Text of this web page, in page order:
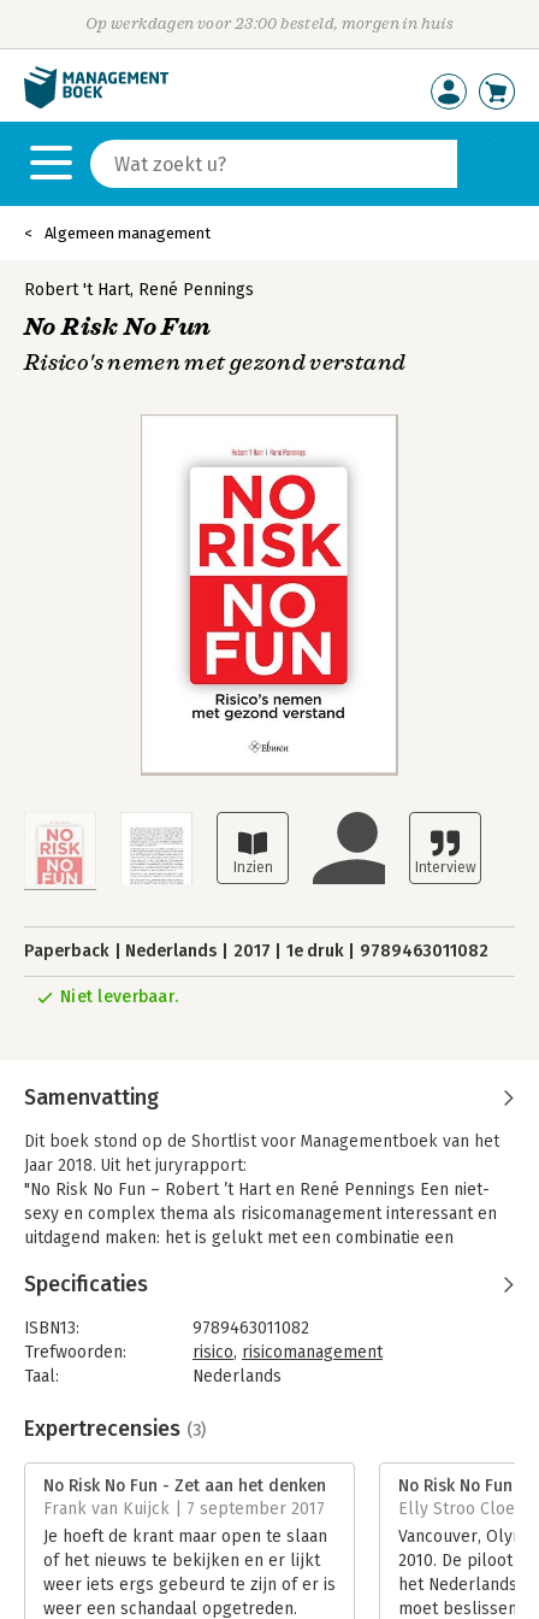
Op werkdagen voor 23:00 besteld, morgen in huis
Algemeen management
Robert 't Hart, René Pennings
No Risk No Fun
Risico's nemen met gezond verstand
Paperback Nederlands 2017 1e druk 9789463011082
Niet leverbaar.
Samenvatting
Dit boek stond op de Shortlist voor Managementboek van het
Jaar 2018. Uit het juryrapport:
"No Risk No Fun – Robert ’t Hart en René Pennings Een niet-
sexy en complex thema als risicomanagement interessant en
uitdagend maken: het is gelukt met een combinatie een
illustratie en verheldering. Daardoor is het boek bedrijfsmatig,
Pennings laten met vijf interessante thema’s zien dat
risicomanagement meer is dan enkel een systeem en dat juist
het gezond verstand belangrijk is. Geschreven voor
risico’s manage je met z’n allen en dat is nog leuk ook."
Het zijn onzekere tijden, en de angst voor weer een crisis of
een onverwachte tegenvaller lijkt steeds groter te worden. Als
ondernemer of bestuurder is de verleiding groot om je
toevlucht te zoeken in een waterdicht
risicomanagementsysteem. Het voelt veilig en gemakkelijk om
met extra regels en protocollen zo veel mogelijk risico's af te
Specificaties
ISBN13:
9789463011082
Trefwoorden:
risico, risicomanagement
Taal:
Nederlands
Aantal pagina's:
348
Druk:
Verschijningsdatum:
6-5-2017
Hoofdrubriek: Algemeen management
Expertrecensies (3)
No Risk No Fun - Zet aan het denken
Frank van Kuijck | 7 september 2017
Je hoeft de krant maar open te slaan
of het nieuws te bekijken en er lijkt
weer iets ergs gebeurd te zijn of er is
weer een schandaal opgetreden.
No Risk No Fun
Elly Stroo
Vancouver,
2010. De piloot
het Nederlands
moet beslissen: